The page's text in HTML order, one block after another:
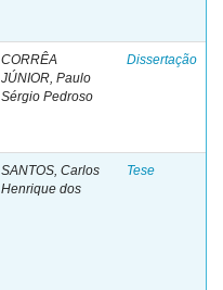
CORRÊA
JÚNIOR, Paulo
Sérgio Pedroso
Dissertação
SANTOS, Carlos
Henrique dos
Tese